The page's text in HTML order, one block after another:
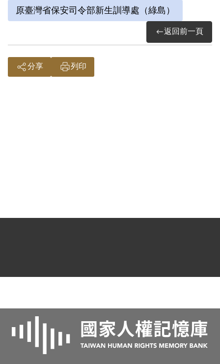
送到保密局羈押。先送往延平南路保密局
南所，後因人多，改送至今臺北市警察局
原址牢房，復因關不下，再送到高砂鐵工
10月5日經該部軍法處審判官端木棪依據
船逃返中國大陸，吳澍培等被認為涉有參
定馬心聲為該部公設辯護人。在偵訊各庭
之事，並稱在新生訓導處之供詞與悔過書
均係脅騙所為。由於無其他證據足以認定
吳澍培等有協謀預備暴動犯行，經軍事法
庭殷敬文判決無罪，12月27日經國防部核
原臺灣省保安司令部新生訓導處（綠島）
返回前一頁
分享 列印